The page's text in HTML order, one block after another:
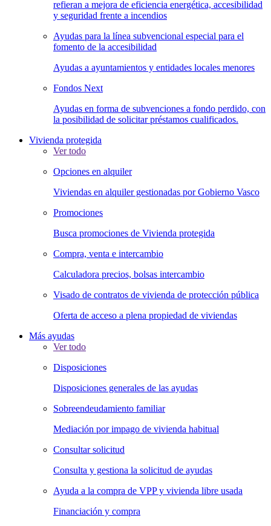
refieran a mejora de eficiencia energética, accesibilidad
y seguridad frente a incendios
Ayudas para la línea subvencional especial para el
fomento de la accesibilidad
Ayudas a ayuntamientos y entidades locales menores
Fondos Next
Ayudas en forma de subvenciones a fondo perdido, con
la posibilidad de solicitar préstamos cualificados.
Vivienda protegida
Ver todo
Opciones en alquiler
Viviendas en alquiler gestionadas por Gobierno Vasco
Promociones
Busca promociones de Vivienda protegida
Compra, venta e intercambio
Calculadora precios, bolsas intercambio
Visado de contratos de vivienda de protección pública
Oferta de acceso a plena propiedad de viviendas
Más ayudas
Ver todo
Disposiciones
Disposiciones generales de las ayudas
Sobreendeudamiento familiar
Mediación por impago de vivienda habitual
Consultar solicitud
Consulta y gestiona la solicitud de ayudas
Ayuda a la compra de VPP y vivienda libre usada
Financiación y compra